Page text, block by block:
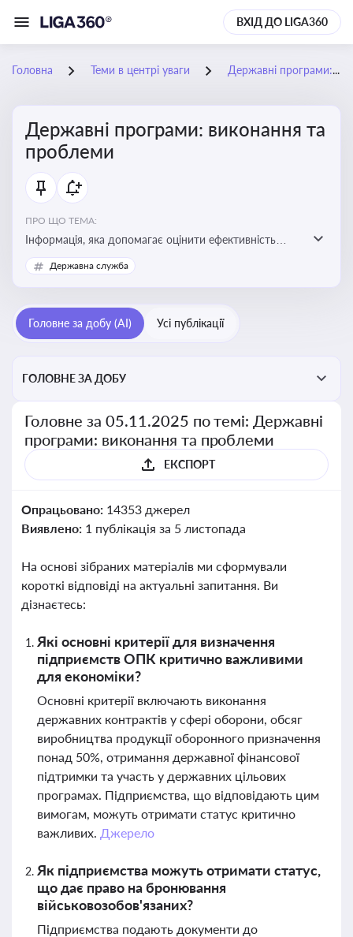
ВХІД ДО LIGA360
Головна Теми в центрі уваги Державні програми: виконання та проблеми
Державні програми: виконання та
проблеми
ПРО ЩО ТЕМА:
Інформація, яка допомагає оцінити ефективність
використання бюджетних коштів, виявити проблеми
реалізації та знайти шляхи їх удосконалення
Державна служба
Головне за добу (AI) Усі публікації
ГОЛОВНЕ ЗА ДОБУ
Головне за 05.11.2025 по темі: Державні
програми: виконання та проблеми
ЕКСПОРТ
Опрацьовано: 14353 джерел
Виявлено: 1 публікація за 5 листопада
На основі зібраних матеріалів ми сформували
короткі відповіді на актуальні запитання. Ви
дізнаєтесь:
Які основні критерії для визначення
підприємств ОПК критично важливими
для економіки?
Основні критерії включають виконання
державних контрактів у сфері оборони, обсяг
виробництва продукції оборонного призначення
понад 50%, отримання державної фінансової
підтримки та участь у державних цільових
програмах. Підприємства, що відповідають цим
вимогам, можуть отримати статус критично
важливих. Джерело
Як підприємства можуть отримати статус,
що дає право на бронювання
військовозобов'язаних?
Підприємства подають документи до